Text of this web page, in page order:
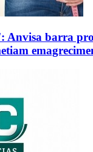
Anvisa barra